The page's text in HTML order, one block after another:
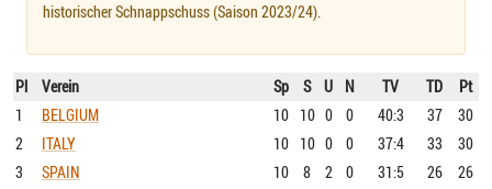
historischer Schnappschuss (Saison 2023/24).
Pl Verein Sp S U N TV TD
Pt
1
BELGIUM 10 10 0 0 40:3 37
30
2
ITALY 10 10 0 0 37:4 33
30
3
SPAIN 10 8 2 0 31:5 26
26